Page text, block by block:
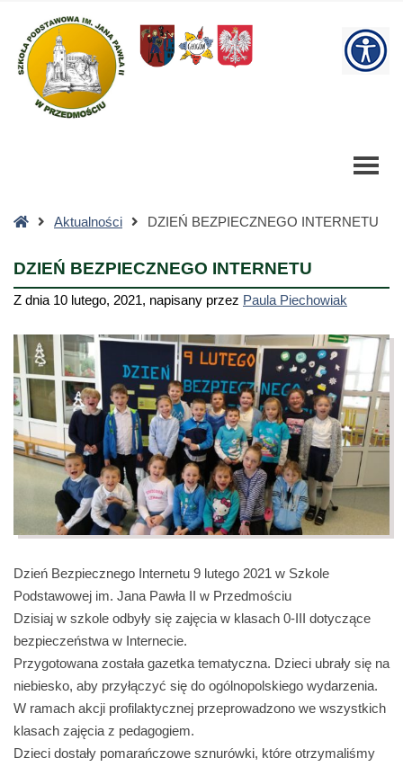
BEZPIECZNEGO
INTERNETU
Szkoła
Podstawowa
StronaAktualności DZIEŃ BEZPIECZNEGO INTERNETU
DZIEŃ BEZPIECZNEGO INTERNETU
Z dnia 10 lutego, 2021, napisany przez Paula Piechowiak
Dzień Bezpiecznego Internetu 9 lutego 2021 w Szkole
Podstawowej im. Jana Pawła II w Przedmościu
Dzisiaj w szkole odbyły się zajęcia w klasach 0-III dotyczące
bezpieczeństwa w Internecie.
Przygotowana została gazetka tematyczna. Dzieci ubrały się na
niebiesko, aby przyłączyć się do ogólnopolskiego wydarzenia.
W ramach akcji profilaktycznej przeprowadzono we wszystkich
klasach zajęcia z pedagogiem.
Dzieci dostały pomarańczowe sznurówki, które otrzymaliśmy